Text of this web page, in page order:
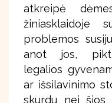
atkreipė
žiniasklaidoje
problemos
anot jos,
legalios
ar išsilavinimo
skurdu nei šios